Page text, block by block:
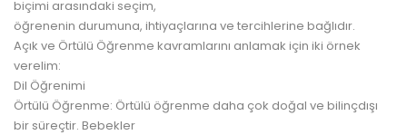
biçimi arasındaki seçim,
öğrenenin durumuna, ihtiyaçlarına ve tercihlerine bağlıdır.
Açık ve Örtülü Öğrenme kavramlarını anlamak için iki örnek
verelim:
Dil Öğrenimi
Örtülü Öğrenme: Örtülü öğrenme daha çok doğal ve bilinçdışı
bir süreçtir. Bebekler